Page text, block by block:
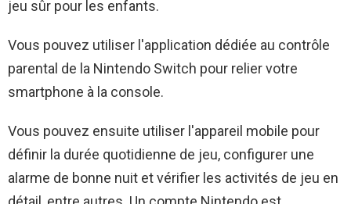
jeu sûr pour les enfants.
Vous pouvez utiliser l'application dédiée au contrôle
parental de la Nintendo Switch pour relier votre
smartphone à la console.
Vous pouvez ensuite utiliser l'appareil mobile pour
définir la durée quotidienne de jeu, configurer une
alarme de bonne nuit et vérifier les activités de jeu en